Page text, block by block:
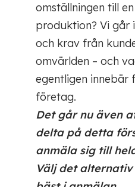
omställningen till
produktion? Vi går
och krav från
omvärlden – och
egentligen innebär
företag.
Det går nu även
delta på detta
anmäla sig till
Välj det